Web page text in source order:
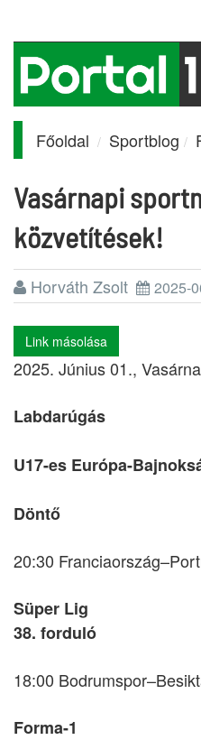
Főoldal Sportblog
Vasárnapi
közvetítések!
Horváth Zsolt 2025-
Link másolása
2025. Június 01.,
Labdarúgás
U17-es Európa-
Döntő
20:30
Süper Lig
38. forduló
18:00
Forma-1